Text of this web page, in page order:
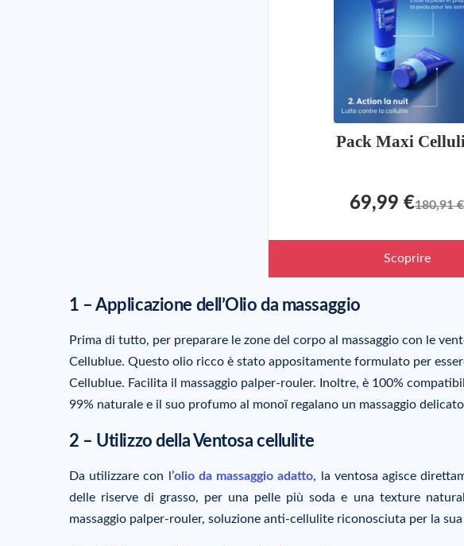
Pack Maxi
69,99 €180,91 €
Scoprire
1 – Applicazione dell’Olio da massaggio
Prima di tutto, per preparare le zone del corpo al massaggio con le
Cellublue. Questo olio ricco è stato appositamente formulato per
Cellublue. Facilita il massaggio palper-rouler. Inoltre, è 100%
99% naturale e il suo profumo al monoï regalano un massaggio
2 – Utilizzo della Ventosa cellulite
Da utilizzare con l’olio da massaggio adatto, la ventosa agisce
delle riserve di grasso, per una pelle più soda e una texture
massaggio palper-rouler, soluzione anti-cellulite riconosciuta per la